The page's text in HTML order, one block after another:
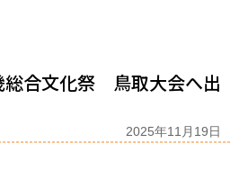
総合文化祭 鳥取大会へ出
2025年11月19日